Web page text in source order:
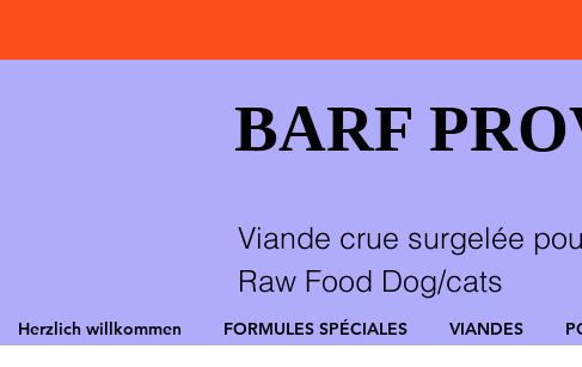
BARF
Viande crue surgelée
Raw Food Dog/cats
Herzlich willkommen FORMULES SPÉCIALES VIANDES